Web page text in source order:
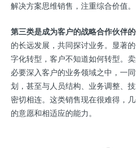
解决方案思维销售，注重综合价值。
第三类是成为客户的战略合作伙伴的
的长远发展，共同探讨业务。显著
字化转型，客户不知道如何转型。
必要深入客户的业务领域之中，一
划，甚至与人员结构、业务调整、
密切相连。这类销售现在很难得，
的意愿和相适应的能力。